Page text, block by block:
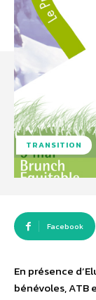
TRANSITION
Facebook
En présence
bénévoles, ATB